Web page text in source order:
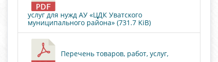
услуг для нужд АУ «ЦДК Уватского
муниципального района» (731.7 KiB)
Перечень товаров, работ, услуг,